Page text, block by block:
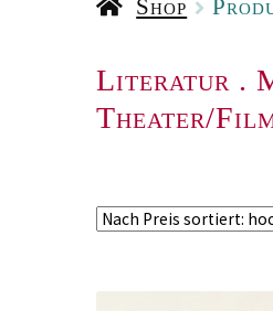
Shop
Literatur .
Theater/